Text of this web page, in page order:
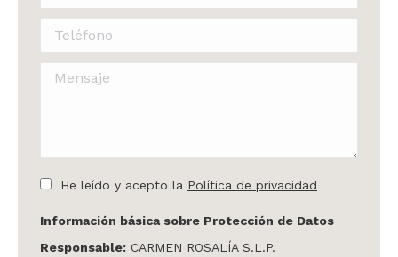
Teléfono
Mensaje
He leído y acepto la Política de privacidad
Información básica sobre Protección de Datos
Responsable: CARMEN ROSALÍA S.L.P.